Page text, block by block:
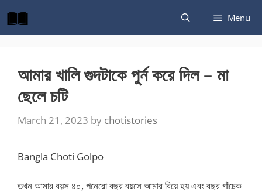
to
content
Menu
আমার খালি গুদটাকে পুর্ন করে দিল – মা
ছেলে চটি
March 21, 2023 by chotistories
Bangla Choti Golpo
তখন আমার বয়স ৪০, পনেরো বছর বয়সে আমার বিয়ে হয় এবং বছর পাঁচেক